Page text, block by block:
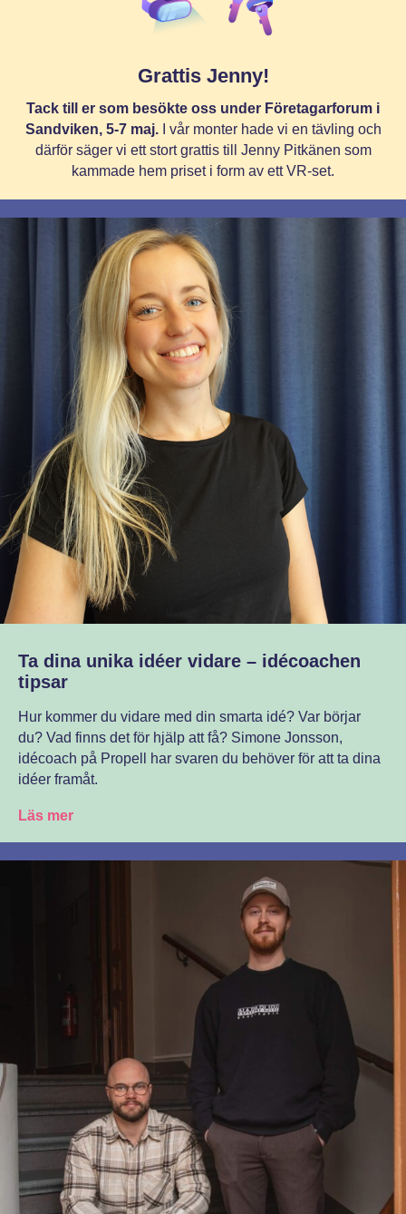
Grattis Jenny!
Tack till er som besökte oss under Företagarforum i
Sandviken, 5-7 maj.I vår monter hade vi en tävling och
därför säger vi ett stort grattis till Jenny Pitkänen som
kammade hem priset i form av ett VR-set.
Ta dina unika idéer vidare – idécoachen
tipsar
Hur kommer du vidare med din smarta idé? Var börjar
du? Vad finns det för hjälp att få? Simone Jonsson,
idécoach på Propell har svaren du behöver för att ta dina
idéer framåt.
Läs mer